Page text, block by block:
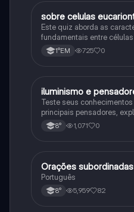
Biologia
sobre celulas
Este quiz aborda as
fundamentais entre
procariontes.
1°EM 725 0
História
iluminismo e
Teste seus
principais pensadores,
impacto histórico.
8° 1,071 0
Português
Orações
Português
8° 5,959 82